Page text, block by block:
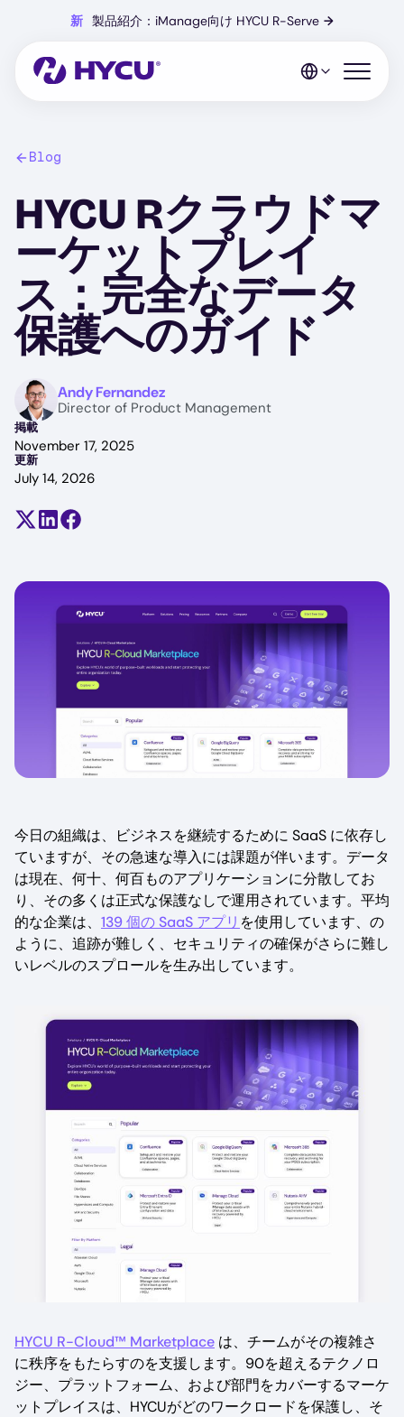
content
新 製品紹介：iManage向け HYCU R-Serve →
Open
Blog
HYCU Rクラウドマ
ーケットプレイ
ス：完全なデータ
保護へのガイド
Image Andy Fernandez
Director of Product Management
掲載
November 17, 2025
更新
July 14, 2026
Share on X (formerly Twitter)
Share on LinkedIn
Share on Facebook
今日の組織は、ビジネスを継続するために SaaS に依存し
ていますが、その急速な導入には課題が伴います。データ
は現在、何十、何百ものアプリケーションに分散してお
り、その多くは正式な保護なしで運用されています。平均
的な企業は、 139 個の SaaS アプリ を使用しています、の
ように、追跡が難しく、セキュリティの確保がさらに難し
いレベルのスプロールを生み出しています。
HYCU R-Cloud™ Marketplace は、チームがその複雑さ
に秩序をもたらすのを支援します。90を超えるテクノロ
ジー、プラットフォーム、および部門をカバーするマーケ
ットプレイスは、HYCUがどのワークロードを保護し、そ